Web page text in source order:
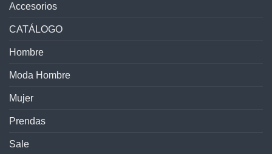
Accesorios
CATÁLOGO
Hombre
Moda Hombre
Mujer
Prendas
Sale